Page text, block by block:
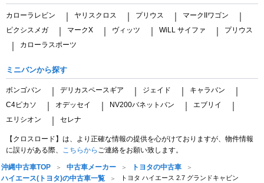
カローラレビン ヤリスクロス プリウス マークIIワゴン
ピクシスメガ マークX ヴィッツ WiLL サイファ プリウス
カローラスポーツ
ミニバンから探す
ボンゴバン デリカスペースギア ジェイド キャラバン
C4ピカソ オデッセイ NV200バネットバン エブリイ
エリシオン セレナ
【クロスロード】は、より正確な情報の提供を心がけておりますが、物件情報
に誤りがある際、 こちらから ご連絡をお願い致します。
沖縄中古車TOP 中古車メーカー
トヨタの中古車
ハイエース(トヨタ)の中古車一覧
トヨタ ハイエース 2.7 グランドキャビン